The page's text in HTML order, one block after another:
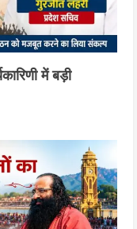
में बड़ी